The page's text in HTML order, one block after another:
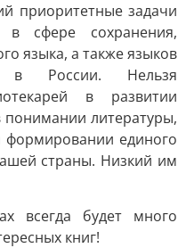
приоритетные задачи
сфере сохранения,
языка, а также языков
в России. Нельзя
в развитии
понимании литературы,
единого
страны. Низкий им
всегда будет много
книг!